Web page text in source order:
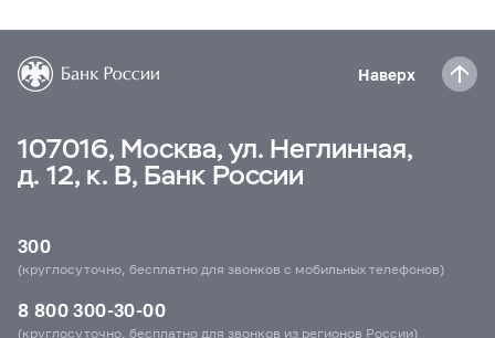
Наверх
107016, Москва, ул. Неглинная,
д. 12, к. В, Банк России
300
(круглосуточно, бесплатно для звонков с мобильных телефонов)
8 800 300-30-00
(круглосуточно, бесплатно для звонков из регионов России)